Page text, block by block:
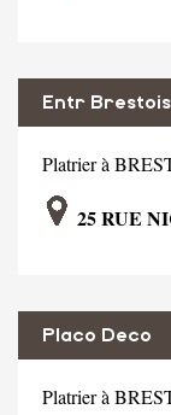
Entr
Platrier à
25 RUE
Placo Deco
Platrier à